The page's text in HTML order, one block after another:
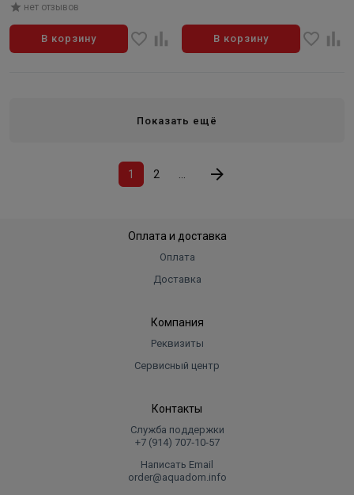
нет отзывов
В корзину В корзину
Показать ещё
1 2
Оплата и доставка
Оплата
Доставка
Компания
Реквизиты
Сервисный центр
Контакты
Служба поддержки
+7 (914) 707‑10‑57
Написать Email
order@aquadom.info